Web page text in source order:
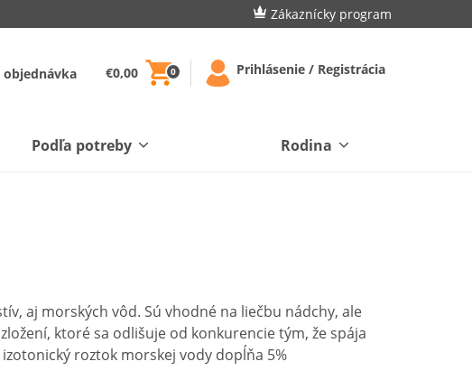
Zákaznícky program
objednávka €0,00 0 Prihlásenie / Registrácia
Podľa potreby Rodina
aj morských vôd. Sú vhodné na liečbu nádchy, ale
ktoré sa odlišuje od konkurencie tým, že spája
roztok morskej vody dopĺňa 5%